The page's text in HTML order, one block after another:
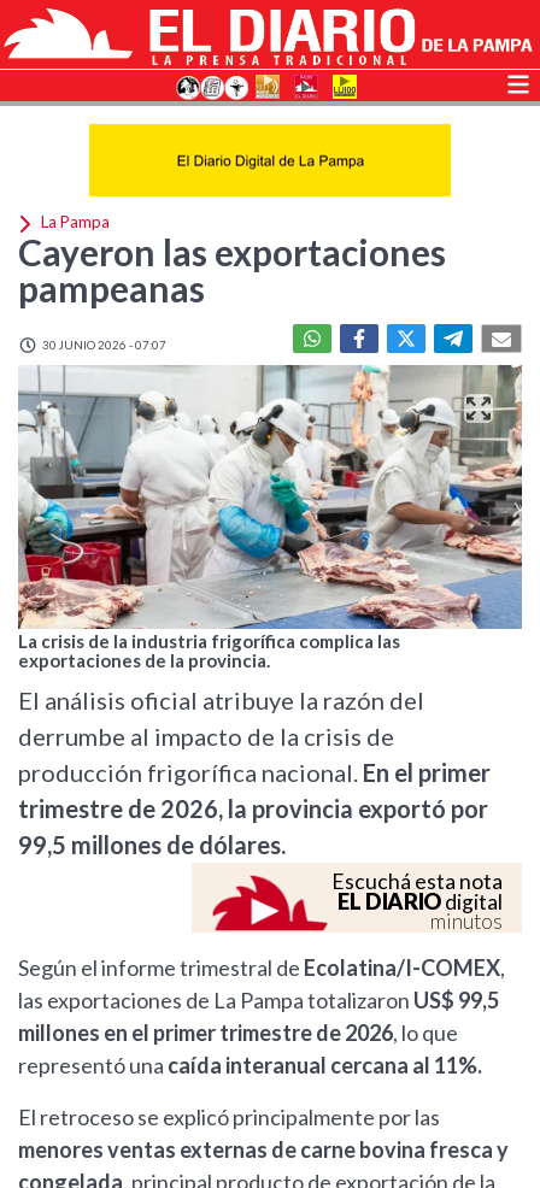
La Pampa
Cayeron las exportaciones
pampeanas
30 JUNIO 2026 - 07:07
La crisis de la industria frigorífica complica las
exportaciones de la provincia.
El análisis oficial atribuye la razón del
derrumbe al impacto de la crisis de
producción frigorífica nacional. En el primer
trimestre de 2026, la provincia exportó por
99,5 millones de dólares.
Escuchá esta nota
EL DIARIOdigital
minutos
Según el informe trimestral de Ecolatina/I-COMEX,
las exportaciones de La Pampa totalizaron US$ 99,5
millones en el primer trimestre de 2026, lo que
representó una caída interanual cercana al 11%.
El retroceso se explicó principalmente por las
menores ventas externas de carne bovina fresca y
congelada, principal producto de exportación de la